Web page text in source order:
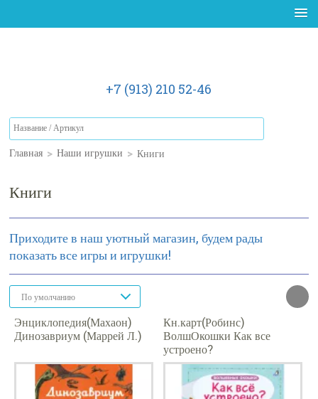
+7 (913) 210 52-46
Главная > Наши игрушки > Книги
Книги
Приходите в наш уютный магазин, будем рады
показать все игры и игрушки!
По умолчанию
Энциклопедия(Махаон)
Динозавриум (Маррей Л.)
Кн.карт(Робинс)
ВолшОкошки Как все
устроено?